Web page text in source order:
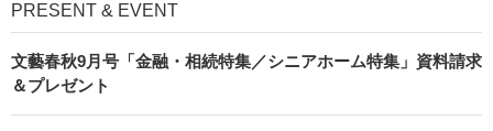
PRESENT & EVENT
文藝春秋9月号「金融・相続特集／シニアホーム特集」資料請求
＆プレゼント